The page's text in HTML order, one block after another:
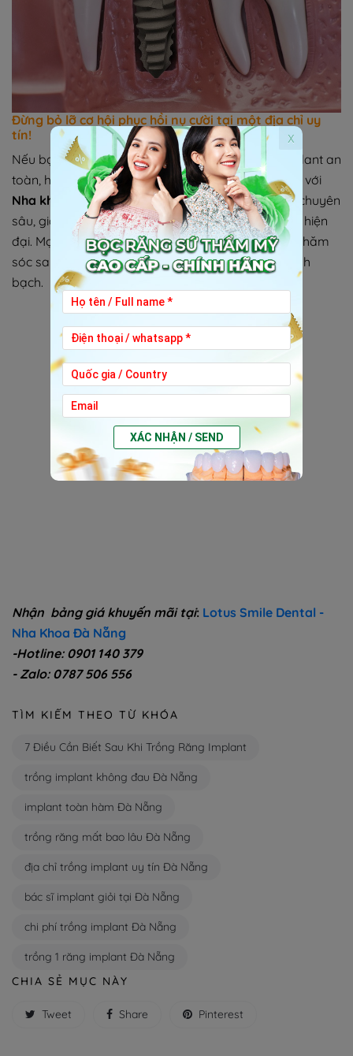
Đừng bỏ lỡ cơ hội phục hồi nụ cười tại một địa chỉ uy
tín!
Nếu bạn đang tìm một nơi thực hiện cấy ghép implant an
toàn, hiệu quả và được chăm sóc tận tình, hãy đến với
Nha khoa Lotus Smile – nơi quy tụ đội ngũ bác sĩ chuyên
sâu, giàu kinh nghiệm, cùng hệ thống trang thiết bị hiện
đại. Mọi thắc mắc về quá trình điều trị, chi phí hay chăm
sóc sau phẫu thuật sẽ được giải đáp chi tiết và minh
bạch.
Nhận bảng giá khuyến mãi tại: Lotus Smile Dental -
Nha Khoa Đà Nẵng
-Hotline: 0901 140 379
- Zalo: 0787 506 556
TÌM KIẾM THEO TỪ KHÓA
7 Điều Cần Biết Sau Khi Trồng Răng Implant
trồng implant không đau Đà Nẵng
implant toàn hàm Đà Nẵng
trồng răng mất bao lâu Đà Nẵng
địa chỉ trồng implant uy tín Đà Nẵng
bác sĩ implant giỏi tại Đà Nẵng
chi phí trồng implant Đà Nẵng
trồng 1 răng implant Đà Nẵng
CHIA SẺ MỤC NÀY
Tweet Share Pinterest
x
XÁC NHẬN / SEND